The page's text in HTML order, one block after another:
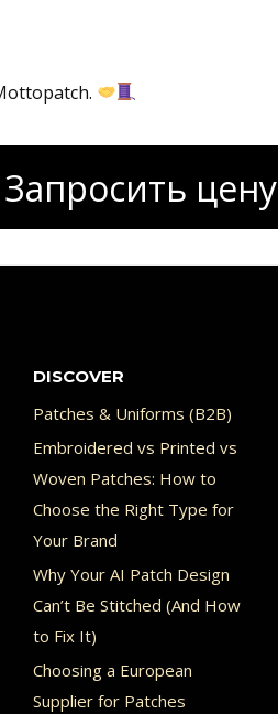
Запросить цену
DISCOVER
Patches & Uniforms (B2B)
Embroidered vs Printed vs
Woven Patches: How to
Choose the Right Type for
Your Brand
Why Your AI Patch Design
Can’t Be Stitched (And How
to Fix It)
Choosing a European
Supplier for Patches